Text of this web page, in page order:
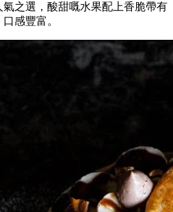
之選，酸甜嘅水果配上香脆帶有
感豐富。